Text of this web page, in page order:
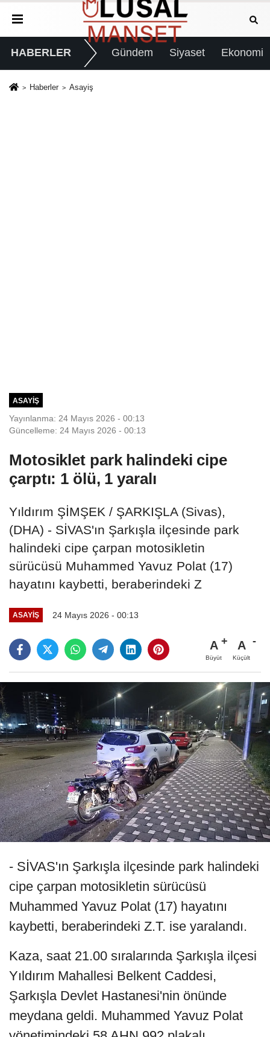
HABERLER Gündem Siyaset Ekonomi
Haberler Asayiş
ASAYIŞ
Yayınlanma: 24 Mayıs 2026 - 00:13
Güncelleme: 24 Mayıs 2026 - 00:13
Motosiklet park halindeki cipe
çarptı: 1 ölü, 1 yaralı
Yıldırım ŞİMŞEK / ŞARKIŞLA (Sivas),
(DHA) - SİVAS'ın Şarkışla ilçesinde park
halindeki cipe çarpan motosikletin
sürücüsü Muhammed Yavuz Polat (17)
hayatını kaybetti, beraberindeki Z
ASAYIŞ 24 Mayıs 2026 - 00:13
A
Büyüt
A
Küçült
- SİVAS'ın Şarkışla ilçesinde park halindeki
cipe çarpan motosikletin sürücüsü
Muhammed Yavuz Polat (17) hayatını
kaybetti, beraberindeki Z.T. ise yaralandı.
Kaza, saat 21.00 sıralarında Şarkışla ilçesi
Yıldırım Mahallesi Belkent Caddesi,
Şarkışla Devlet Hastanesi'nin önünde
meydana geldi. Muhammed Yavuz Polat